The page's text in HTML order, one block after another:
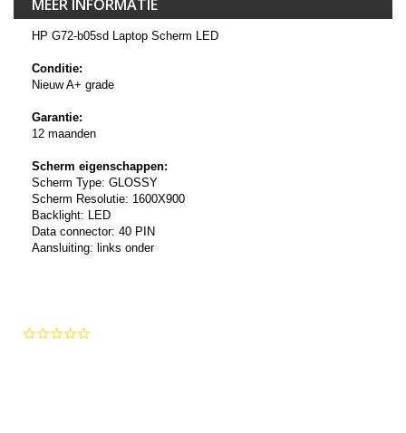
MEER INFORMATIE
HP G72-b05sd Laptop Scherm LED
Conditie:
Nieuw A+ grade
Garantie:
12 maanden
Scherm eigenschappen:
Scherm Type: GLOSSY
Scherm Resolutie: 1600X900
Backlight: LED
Data connector: 40 PIN
Aansluiting: links onder